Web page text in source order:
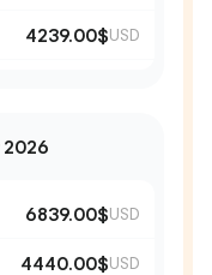
4239.00$USD
2026
6839.00$USD
4440.00$USD